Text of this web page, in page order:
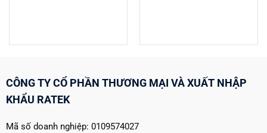
CÔNG TY CỔ PHẦN THƯƠNG MẠI VÀ XUẤT NHẬP
KHẨU RATEK
Mã số doanh nghiệp: 0109574027